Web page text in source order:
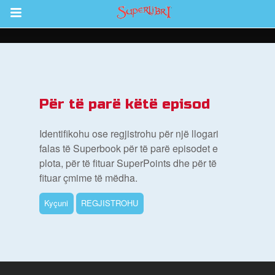
Return to Content
Për të parë këtë episod
Identifikohu ose regjistrohu për një llogari
falas të Superbook për të parë episodet e
plota, për të fituar SuperPoints dhe për të
fituar çmime të mëdha.
Kyçuni REGJISTROHU